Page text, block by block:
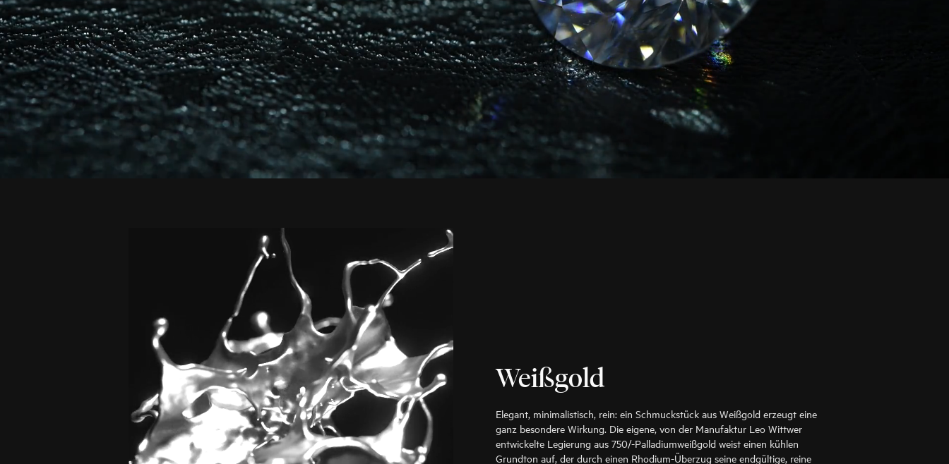
Weißgold
Elegant, minimalistisch, rein: ein Schmuckstück aus Weißgold erzeugt eine
ganz besondere Wirkung. Die eigene, von der Manufaktur Leo Wittwer
entwickelte Legierung aus 750/-Palladiumweißgold weist einen kühlen
Grundton auf, der durch einen Rhodium-Überzug seine endgültige, reine